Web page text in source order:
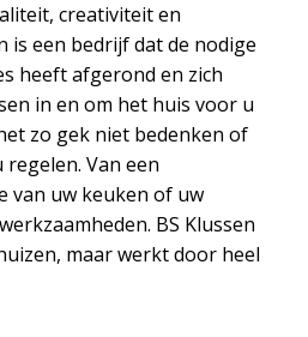
creativiteit en
is een bedrijf dat de nodige
heeft afgerond en zich
in en om het huis voor u
zo gek niet bedenken of
Van een
van uw keuken of uw
BS Klussen
maar werkt door heel